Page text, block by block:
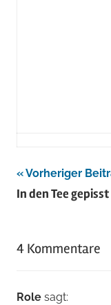
Vorheriger
In den Tee gepisst
4 Kommentare
Role sagt: